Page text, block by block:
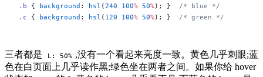
.b { background : hsl (240 100% 50%); } /* blue */
.c { background : hsl ( 120 100% 50%); } /* green */
三者都是 L: 50% ,没有一个看起来亮度一致。黄色几乎刺眼;蓝
色在白页面上几乎读作黑;绿色坐在两者之间。如果你给 hover